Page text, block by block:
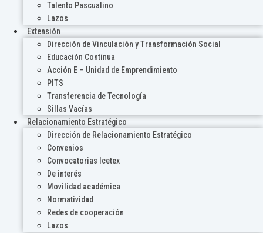
Talento Pascualino
Lazos
Extensión
Dirección de Vinculación y Transformación Social
Educación Continua
Acción E – Unidad de Emprendimiento
PITS
Transferencia de Tecnología
Sillas Vacías
Relacionamiento Estratégico
Dirección de Relacionamiento Estratégico
Convenios
Convocatorias Icetex
De interés
Movilidad académica
Normatividad
Redes de cooperación
Lazos